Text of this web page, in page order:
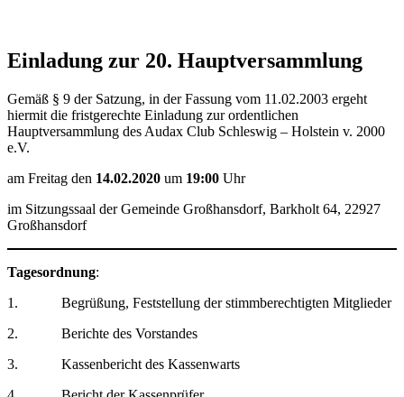
Einladung zur 20. Hauptversammlung
Gemäß § 9 der Satzung, in der Fassung vom 11.02.2003 ergeht
hiermit die fristgerechte Einladung zur ordentlichen
Hauptversammlung des Audax Club Schleswig – Holstein v. 2000
e.V.
am Freitag den 14.02.2020 um 19:00 Uhr
im Sitzungssaal der Gemeinde Großhansdorf, Barkholt 64, 22927
Großhansdorf
Tagesordnung:
1. Begrüßung, Feststellung der stimmberechtigten Mitglieder
2. Berichte des Vorstandes
3. Kassenbericht des Kassenwarts